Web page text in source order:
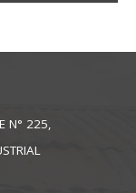
N° 225,